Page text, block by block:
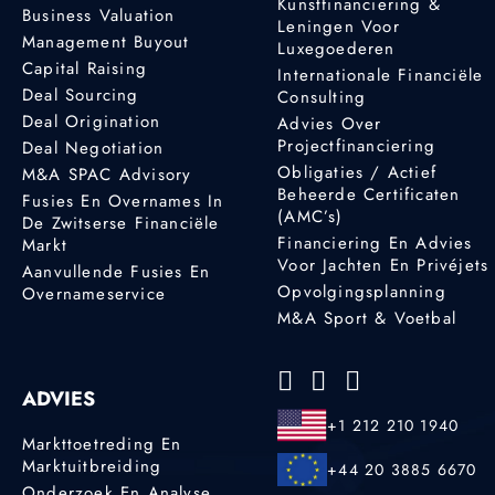
Business Valuation
Management Buyout
Capital Raising
Deal Sourcing
Deal Origination
Deal Negotiation
M&A SPAC Advisory
Fusies En Overnames In
De Zwitserse Financiële
Markt
Aanvullende Fusies En
Overnameservice
Leningen Voor
Luxegoederen
Internationale Financiële
Consulting
Advies Over
Projectfinanciering
Obligaties / Actief
Beheerde Certificaten
(AMC’s)
Financiering En Advies
Voor Jachten En Privéjets
Opvolgingsplanning
M&A Sport & Voetbal
ADVIES
Markttoetreding En
Marktuitbreiding
+1 212 210 1940
+44 20 3885 6670